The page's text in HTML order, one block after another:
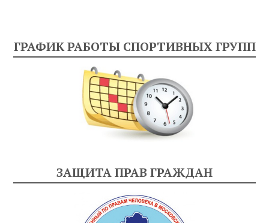
ГРАФИК РАБОТЫ СПОРТИВНЫХ ГРУПП
ЗАЩИТА ПРАВ ГРАЖДАН